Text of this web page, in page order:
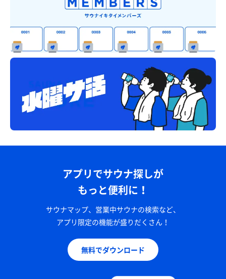
アプリでサウナ探しが
もっと便利に！
サウナマップ、営業中サウナの検索など、
アプリ限定の機能が盛りだくさん！
無料でダウンロード